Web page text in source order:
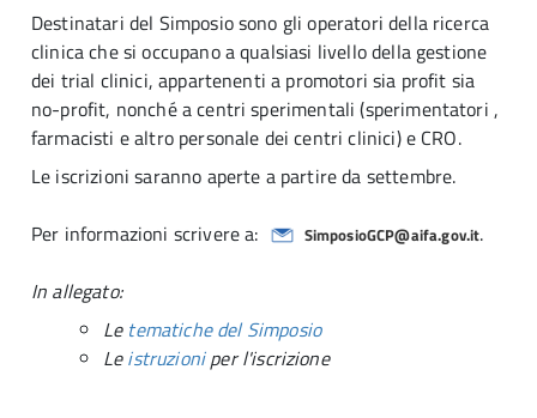
Destinatari del Simposio sono gli operatori della ricerca
clinica che si occupano a qualsiasi livello della gestione
dei trial clinici, appartenenti a promotori sia profit sia
no-profit, nonché a centri sperimentali (sperimentatori ,
farmacisti e altro personale dei centri clinici) e CRO.
Le iscrizioni saranno aperte a partire da settembre.
Per informazioni scrivere a:
SimposioGCP@aifa.gov.it.
In allegato:
Le tematiche del Simposio
Leistruzioniper l'iscrizione